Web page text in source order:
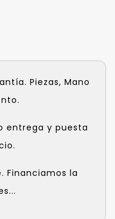
Piezas, Mano
entrega y puesta
Financiamos la